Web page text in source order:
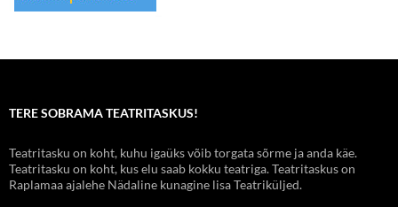
TERE SOBRAMA TEATRITASKUS!
Teatritasku on koht, kuhu igaüks võib torgata sõrme ja anda käe.
Teatritasku on koht, kus elu saab kokku teatriga. Teatritaskus on
Raplamaa ajalehe Nädaline kunagine lisa Teatriküljed.